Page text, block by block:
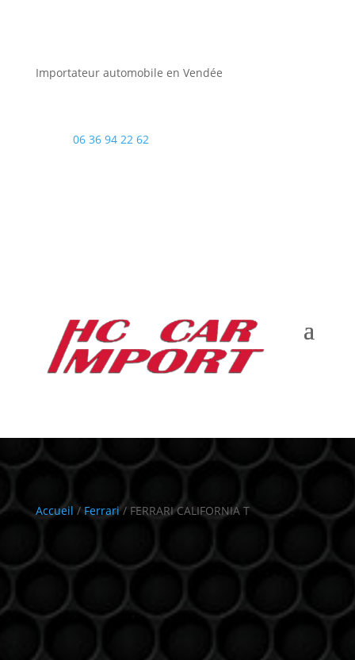
Importateur automobile en Vendée
06 36 94 22 62
Accueil / Ferrari/ FERRARI CALIFORNIA T